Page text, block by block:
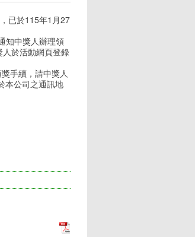
已於115年1月27
知中獎人辦理領
於活動網頁登錄
手續，請中獎人
本公司之通訊地